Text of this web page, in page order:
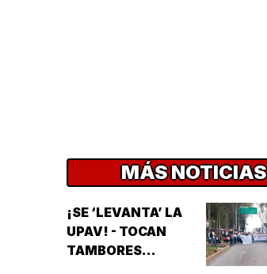
MÁS NOTICIAS
¡SE ‘LEVANTA’ LA
UPAV! - TOCAN
TAMBORES...